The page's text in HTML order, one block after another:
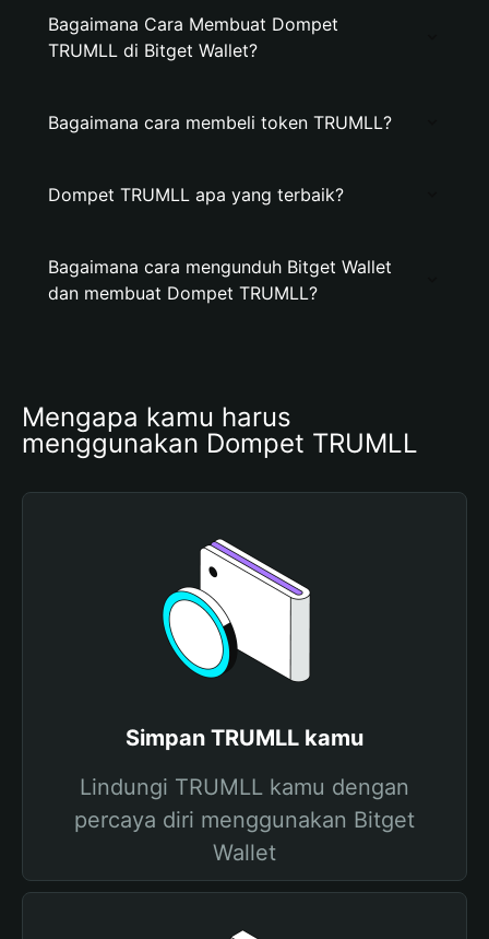
Bagaimana Cara Membuat Dompet
TRUMLL di Bitget Wallet?
Bagaimana cara membeli token TRUMLL?
Dompet TRUMLL apa yang terbaik?
Bagaimana cara mengunduh Bitget Wallet
dan membuat Dompet TRUMLL?
Mengapa kamu harus
menggunakan Dompet TRUMLL
Simpan TRUMLL kamu
Lindungi TRUMLL kamu dengan
percaya diri menggunakan Bitget
Wallet